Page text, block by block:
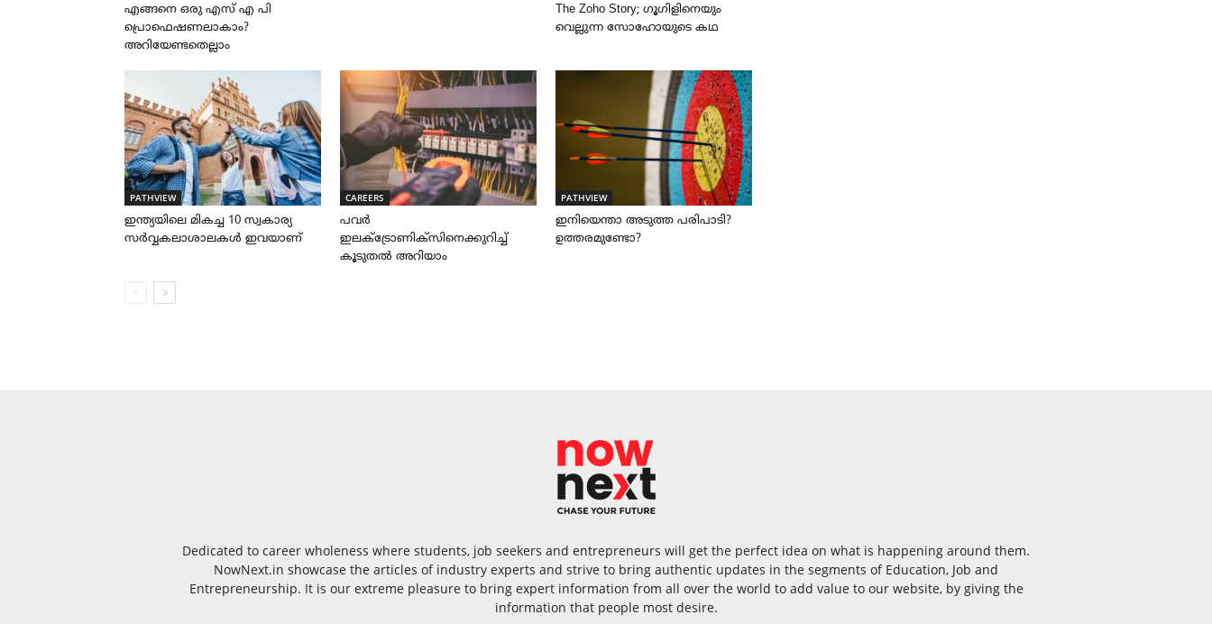
എങ്ങനെ ഒരു എസ് എ പി
പ്രൊഫെഷണലാകാം?
അറിയേണ്ടതെല്ലാം
The Zoho Story; ഗൂഗിളിനെയും
വെല്ലുന്ന സോഹോയുടെ കഥ
PATHVIEW
ഇന്ത്യയിലെ മികച്ച 10 സ്വകാര്യ
സർവ്വകലാശാലകൾ ഇവയാണ്
CAREERS
പവർ
ഇലക്ട്രോണിക്സിനെക്കുറിച്ച്
കൂടുതൽ അറിയാം
PATHVIEW
ഇനിയെന്താ അടുത്ത പരിപാടി?
ഉത്തരമുണ്ടോ?
Dedicated to career wholeness where students, job seekers and entrepreneurs will get the perfect idea on what is happening around them.
NowNext.in showcase the articles of industry experts and strive to bring authentic updates in the segments of Education, Job and
Entrepreneurship. It is our extreme pleasure to bring expert information from all over the world to add value to our website, by giving the
information that people most desire.